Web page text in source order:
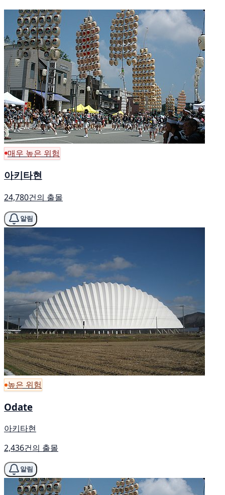
매우 높은 위험
아키타현
24,780건의 출몰
알림
높은 위험
Odate
아키타현
2,436건의 출몰
알림